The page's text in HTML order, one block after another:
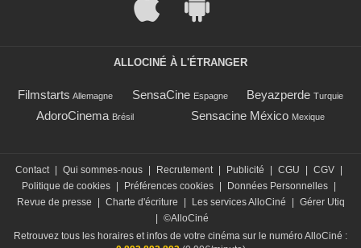
ALLOCINÉ À L'ÉTRANGER
Filmstarts Allemagne SensaCine Espagne Beyazperde Turquie
AdoroCinema Brésil Sensacine México Mexique
Contact Qui sommes-nous Recrutement Publicité CGU CGV
Politique de cookies
Préférences cookies Données Personnelles
Revue de presse
Charte d'écriture Les services AlloCiné
Gérer Utiq
©AlloCiné
Retrouvez tous les horaires et infos de votre cinéma sur le numéro AlloCiné :